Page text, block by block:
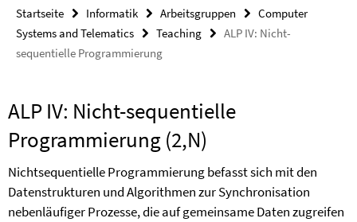
Startseite Informatik Arbeitsgruppen
Computer
Systems and Telematics
Teaching
ALP IV: Nicht-
sequentielle Programmierung
ALP IV: Nicht-sequentielle
Programmierung (2,N)
Nichtsequentielle Programmierung befasst sich mit den
Datenstrukturen und Algorithmen zur Synchronisation
nebenläufiger Prozesse, die auf gemeinsame Daten zugreifen